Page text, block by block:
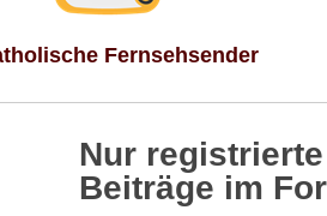
Fernsehsender
Nur
Beiträge im